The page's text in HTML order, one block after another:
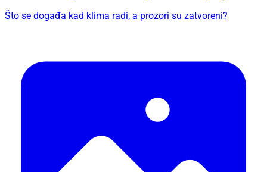
Što se događa kad klima radi, a prozori su zatvoreni?